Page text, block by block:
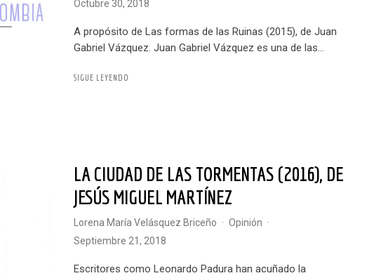
octubre 30, 2018
A propósito de Las formas de las Ruinas (2015), de Juan
Gabriel Vázquez. Juan Gabriel Vázquez es una de las...
SIGUE LEYENDO
LA CIUDAD DE LAS TORMENTAS (2016), DE
JESÚS MIGUEL MARTÍNEZ
Lorena María Velásquez Briceño · Opinión ·
septiembre 21, 2018
Escritores como Leonardo Padura han acuñado la